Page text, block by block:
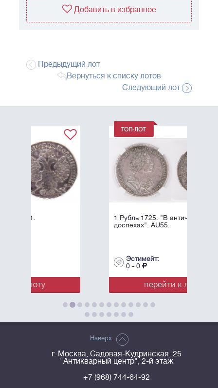
Добавить в избранное
Предыдущий лот
Вернуться к списку лотов
Следующий лот
1 Рубль 1725. "В античных
доспехах". AU55.
перейти к лоту
Наверх
г. Москва, Садовая-Кудринская, 25
"Антикварный центр", 2-й этаж
+7 (968) 744-64-92